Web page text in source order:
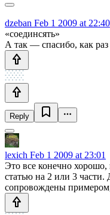
dzeban Feb 1 2009 at 22:40
«соединсять»
А так — спасибо, как раз
Reply
lexich Feb 1 2009 at 23:01
Это все конечно
статью на 2 или 3
сопровождены